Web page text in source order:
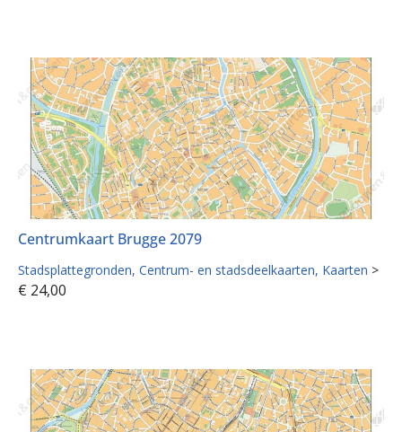
Centrumkaart Brugge 2079
Stadsplattegronden Centrum- en stadsdeelkaarten Kaarten >
€ 24,00